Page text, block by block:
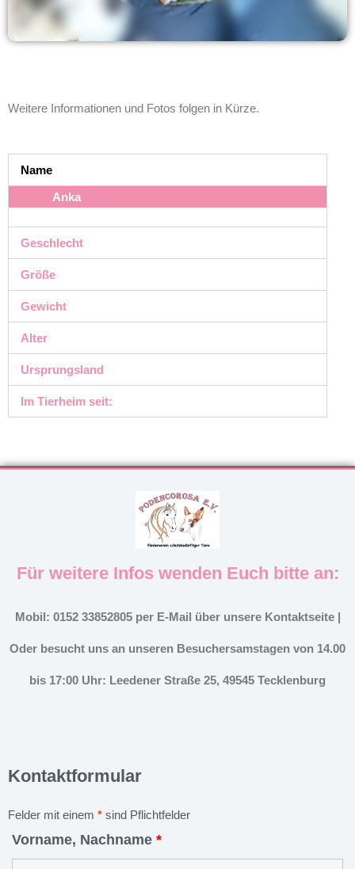
Weitere Informationen und Fotos folgen in Kürze.
Name
Anka
Geschlecht
Größe
Gewicht
Alter
Ursprungsland
Im Tierheim seit:
Für weitere Infos wenden Euch bitte an:
Mobil: 0152 33852805 per E-Mail über unsere Kontaktseite |
Oder besucht uns an unseren Besuchersamstagen von 14.00
bis 17:00 Uhr: Leedener Straße 25, 49545 Tecklenburg
Kontaktformular
Felder mit einem * sind Pflichtfelder
Vorname, Nachname *